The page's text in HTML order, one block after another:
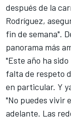
después de la
Rodríguez,
fin de semana".
panorama más
"Este año ha
falta de respeto
en particular. Y
"No puedes vivir
adelante. Las